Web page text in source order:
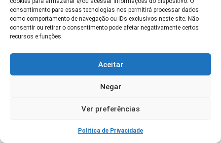
consentimento para essas tecnologias nos permitirá processar dados
como comportamento de navegação ou IDs exclusivos neste site. Não
consentir ou retirar o consentimento pode afetar negativamente certos
recursos e funções.
Aceitar
Negar
Ver preferências
Política de Privacidade
Técnica?
Crédito e assistência técnica são recomendados
para reduzir riscos iniciais. Linhas de
financiamento rural e programas públicos
podem cobrir implantação. Assistência técnica
ajuda na escolha de combinações, manejo e na
otimização de fluxos de caixa.
Quais Riscos Ainda Permanecem Após